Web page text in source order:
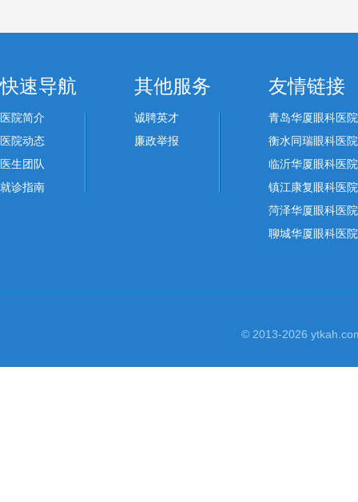
快速导航
医院简介
医院动态
医生团队
就诊指南
其他服务
诚聘英才
廉政举报
友情链接
青岛华厦眼科医院
衡水同瑞眼科医院
临沂华厦眼科医院
镇江康复眼科医院
菏泽华厦眼科医院
聊城华厦眼科医院
© 2013-2026